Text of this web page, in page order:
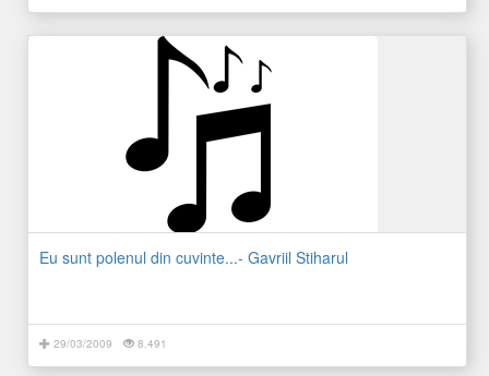
Eu sunt polenul din cuvinte...- Gavriil Stiharul
29/03/2009 8.491